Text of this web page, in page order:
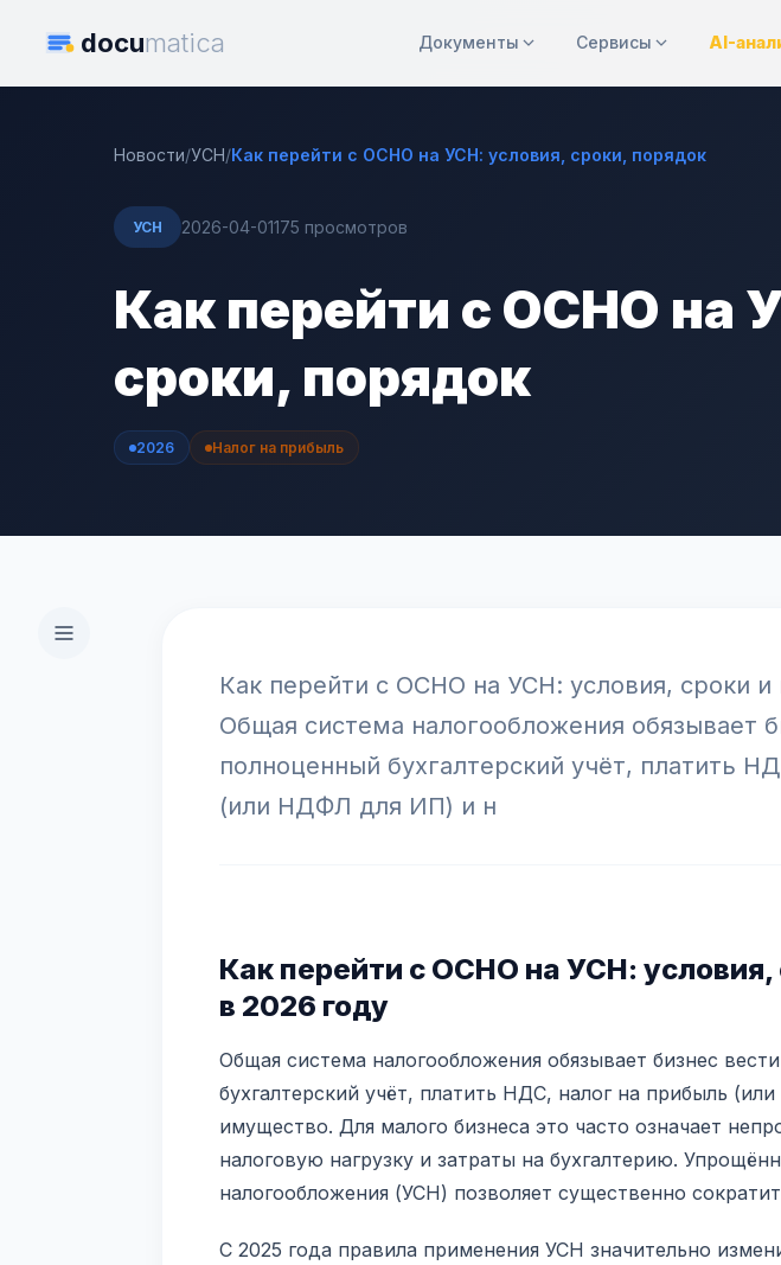
documatica Документы Сервисы AI-
Новости/УСН/Как перейти с ОСНО на УСН: условия, сроки, порядок
УСН 2026-04-01175 просмотров
Как перейти с ОСНО на
сроки, порядок
2026 Налог на прибыль
Как перейти с ОСНО на УСН: условия, сроки и
Общая система налогообложения обязывает
полноценный бухгалтерский учёт, платить
(или НДФЛ для ИП) и н
Как перейти с ОСНО на УСН: условия,
в 2026 году
Общая система налогообложения обязывает бизнес
бухгалтерский учёт, платить НДС, налог на прибыль
имущество. Для малого бизнеса это часто означает
налоговую нагрузку и затраты на бухгалтерию.
налогообложения (УСН) позволяет существенно
С 2025 года правила применения УСН значительно